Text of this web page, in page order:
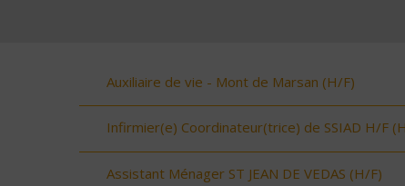
Auxiliaire de vie - Mont de Marsan (H/F)
Infirmier(e) Coordinateur(trice) de SSIAD H/F
Assistant Ménager ST JEAN DE VEDAS (H/F)